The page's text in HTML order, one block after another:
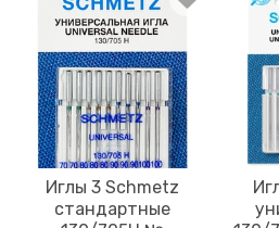
Иглы 3 Schmetz
стандартные